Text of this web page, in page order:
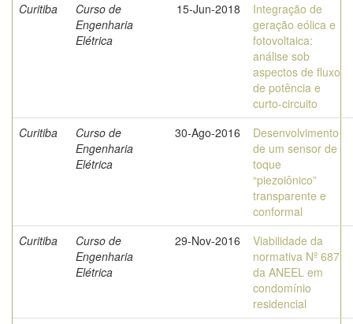
Curitiba
Curso de
Engenharia
Elétrica
15-Jun-2018
Integração de
geração eólica e
fotovoltaica:
análise sob
aspectos de fluxo
de potência e
curto-circuito
Curitiba
Curso de
Engenharia
Elétrica
30-Ago-2016
Desenvolvimento
de um sensor de
toque
“piezoiônico”
transparente e
conformal
Curitiba
Curso de
Engenharia
Elétrica
29-Nov-2016
Viabilidade da
normativa Nº 687
da ANEEL em
condomínio
residencial